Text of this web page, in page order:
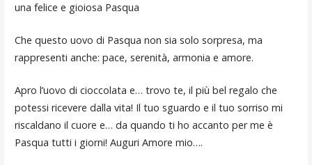
una felice e gioiosa Pasqua
Che questo uovo di Pasqua non sia solo sorpresa, ma
rappresenti anche: pace, serenità, armonia e amore.
Apro l’uovo di cioccolata e… trovo te, il più bel regalo che
potessi ricevere dalla vita! Il tuo sguardo e il tuo sorriso mi
riscaldano il cuore e… da quando ti ho accanto per me è
Pasqua tutti i giorni! Auguri Amore mio….